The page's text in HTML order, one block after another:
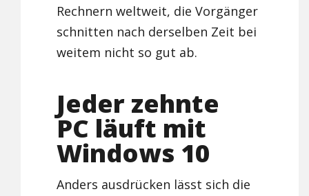
Rechnern weltweit, die Vorgänger
schnitten nach derselben Zeit bei
weitem nicht so gut ab.
Jeder zehnte
PC läuft mit
Windows 10
Anders ausdrücken lässt sich die